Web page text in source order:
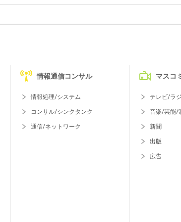
情報通信コンサル
情報処理/システム
コンサル/シンクタンク
通信/ネットワーク
マスコミ
テレビ/ラ
音楽/芸能/
新聞
出版
広告